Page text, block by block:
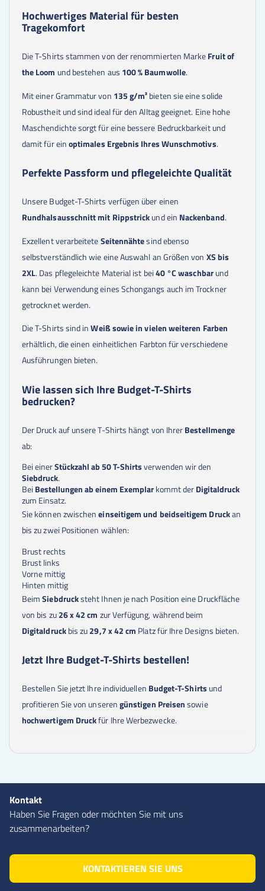
100Stk.
8,97 €
125Stk.
200Stk.
8,93 €
225Stk.
8,92 €
300Stk.
8,91 €
350Stk.
8,91 €
8,91 €
450Stk.
8,91 €
500Stk.
8,90 €
600
Stk.
8,90 €
650Stk.
8,90 €
750Stk.
8,90 €
800Stk.
8,90 €
900Stk.
8,90 €
1000Stk. 8,90 €
Hochwertiges Material für besten
Tragekomfort
Die T-Shirts stammen von der renommierten MarkeFruit of
the Loom und bestehen aus 100 % Baumwolle.
Mit einer Grammatur von 135 g/m²bieten sie eine solide
Robustheit und sind ideal für den Alltag geeignet. Eine hohe
Maschendichte sorgt für eine bessere Bedruckbarkeit und
damit für einoptimales Ergebnis Ihres Wunschmotivs.
Perfekte Passform und pflegeleichte Qualität
Unsere Budget-T-Shirts verfügen über einen
Rundhalsausschnitt mit Rippstrickund ein Nackenband.
Exzellent verarbeiteteSeitennähtesind ebenso
selbstverständlich wie eine Auswahl an Größen von XS bis
2XL. Das pflegeleichte Material ist bei40 °C waschbarund
kann bei Verwendung eines Schongangs auch im Trockner
getrocknet werden.
Die T-Shirts sind inWeiß sowie in vielen weiteren Farben
erhältlich, die einen einheitlichen Farbton für verschiedene
Ausführungen bieten.
Wie lassen sich Ihre Budget-T-Shirts
bedrucken?
Der Druck auf unsere T-Shirts hängt von IhrerBestellmenge
ab:
Bei einerStückzahl ab 50 T-Shirtsverwenden wir den
Siebdruck.
Bei Bestellungen ab einem Exemplarkommt derDigitaldruck
zum Einsatz.
Sie können zwischeneinseitigem und beidseitigem Druckan
bis zu zwei Positionen wählen:
Brust rechts
Brust links
Vorne mittig
Hinten mittig
BeimSiebdrucksteht Ihnen je nach Position eine Druckfläche
von bis zu26 x 42 cm zur Verfügung, während beim
Digitaldruckbis zu29,7 x 42 cm Platz für Ihre Designs bieten.
Jetzt Ihre Budget-T-Shirts bestellen!
Bestellen Sie jetzt Ihre individuellen Budget-T-Shirts und
profitieren Sie von unserengünstigen Preisensowie
hochwertigem Druckfür Ihre Werbezwecke.
Kontakt
Haben Sie Fragen oder möchten Sie mit uns
zusammenarbeiten?
KONTAKTIEREN SIE UNS